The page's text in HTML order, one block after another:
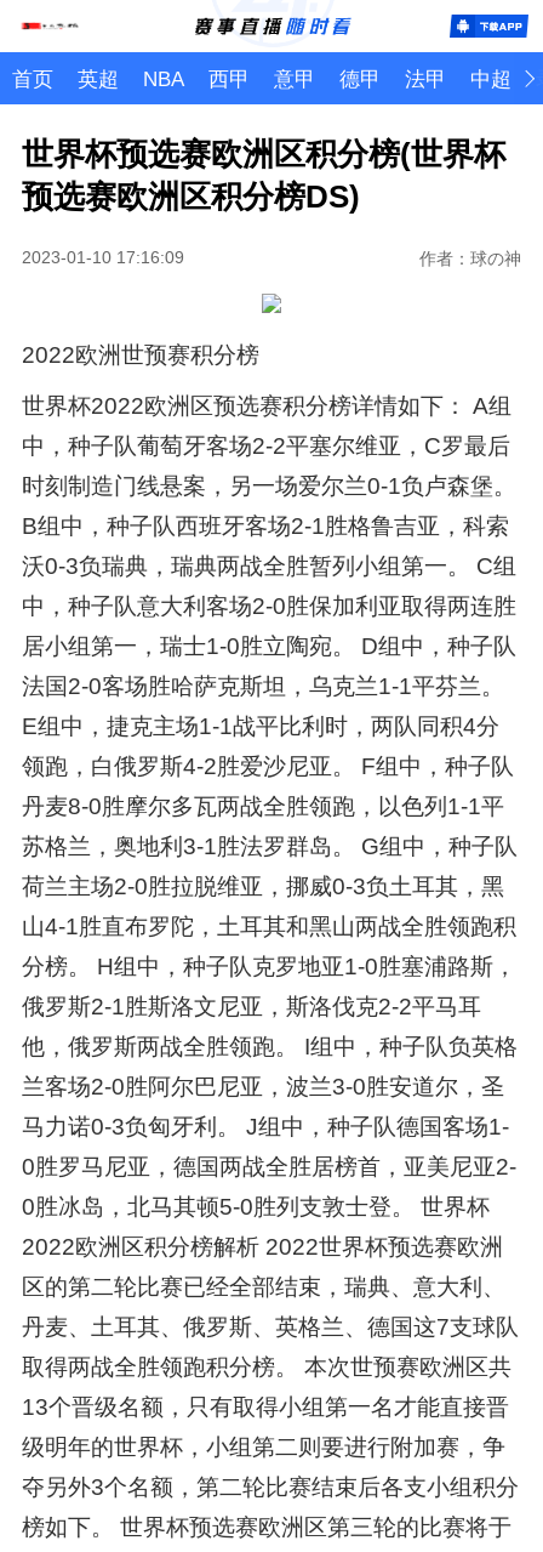
首页 英超 NBA 西甲 意甲 德甲 法甲 中超
世界杯预选赛欧洲区积分榜(世界杯
预选赛欧洲区积分榜DS)
2023-01-10 17:16:09 作者：球の神
2022欧洲世预赛积分榜
世界杯2022欧洲区预选赛积分榜详情如下： A组
中，种子队葡萄牙客场2-2平塞尔维亚，C罗最后
时刻制造门线悬案，另一场爱尔兰0-1负卢森堡。
B组中，种子队西班牙客场2-1胜格鲁吉亚，科索
沃0-3负瑞典，瑞典两战全胜暂列小组第一。 C组
中，种子队意大利客场2-0胜保加利亚取得两连胜
居小组第一，瑞士1-0胜立陶宛。 D组中，种子队
法国2-0客场胜哈萨克斯坦，乌克兰1-1平芬兰。
E组中，捷克主场1-1战平比利时，两队同积4分
领跑，白俄罗斯4-2胜爱沙尼亚。 F组中，种子队
丹麦8-0胜摩尔多瓦两战全胜领跑，以色列1-1平
苏格兰，奥地利3-1胜法罗群岛。 G组中，种子队
荷兰主场2-0胜拉脱维亚，挪威0-3负土耳其，黑
山4-1胜直布罗陀，土耳其和黑山两战全胜领跑积
分榜。 H组中，种子队克罗地亚1-0胜塞浦路斯，
俄罗斯2-1胜斯洛文尼亚，斯洛伐克2-2平马耳
他，俄罗斯两战全胜领跑。 I组中，种子队负英格
兰客场2-0胜阿尔巴尼亚，波兰3-0胜安道尔，圣
马力诺0-3负匈牙利。 J组中，种子队德国客场1-
0胜罗马尼亚，德国两战全胜居榜首，亚美尼亚2-
0胜冰岛，北马其顿5-0胜列支敦士登。 世界杯
2022欧洲区积分榜解析 2022世界杯预选赛欧洲
区的第二轮比赛已经全部结束，瑞典、意大利、
丹麦、土耳其、俄罗斯、英格兰、德国这7支球队
取得两战全胜领跑积分榜。 本次世预赛欧洲区共
13个晋级名额，只有取得小组第一名才能直接晋
级明年的世界杯，小组第二则要进行附加赛，争
夺另外3个名额，第二轮比赛结束后各支小组积分
榜如下。 世界杯预选赛欧洲区第三轮的比赛将于